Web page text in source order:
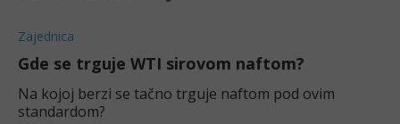
Zajednica
Gde se trguje WTI sirovom naftom?
Na kojoj berzi se tačno trguje naftom pod ovim
standardom?